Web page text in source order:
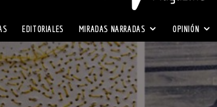
EDITORIALES MIRADAS NARRADAS OPINIÓN